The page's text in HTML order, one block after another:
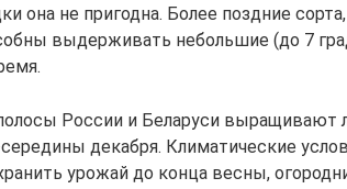
она не пригодна. Более поздние
выдерживать небольшие (до 7
России и Беларуси выращивают
декабря. Климатические
урожай до конца весны,